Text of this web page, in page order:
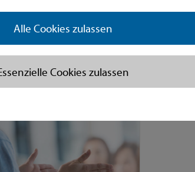
Zytologie
HPV Diagnostik
Dysplasiesprechstunde
Alle Cookies zulassen
Cookies zulassen